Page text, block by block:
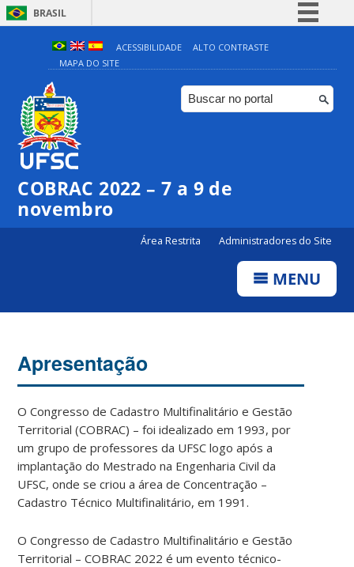
BRASIL
Simplifique!
Comunica BR
Participe
ACESSIBILIDADE
ALTO CONTRASTE
MAPA DO SITE
COBRAC 2022 – 7 a 9 de
novembro
Área Restrita Administradores do Site
MENU
Apresentação
O Congresso de Cadastro Multifinalitário e Gestão
Territorial (COBRAC) – foi idealizado em 1993, por
um grupo de professores da UFSC logo após a
implantação do Mestrado na Engenharia Civil da
UFSC, onde se criou a área de Concentração –
Cadastro Técnico Multifinalitário, em 1991.
O Congresso de Cadastro Multifinalitário e Gestão
Territorial – COBRAC 2022 é um evento técnico-